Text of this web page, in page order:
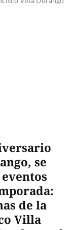
se
de la
Villa